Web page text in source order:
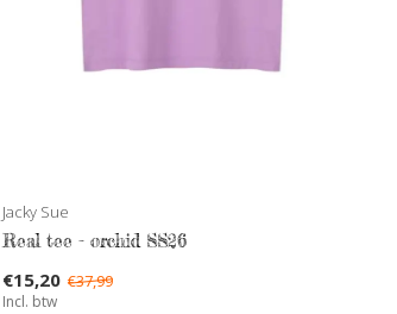
Jacky Sue
Real tee - orchid SS26
€15,20 €37,99
Incl. btw